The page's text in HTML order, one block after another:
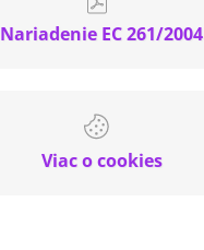
Nariadenie EC 261/2004
Viac o cookies